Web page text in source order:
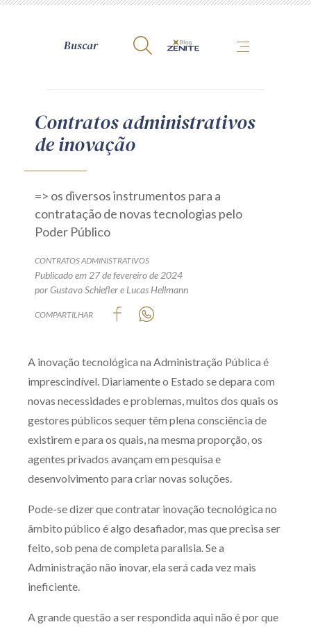
A Zênite
Como publicar conosco
Contato
Termos de uso
Política de Privacidade
Encarregado (contato)
Zênite Fácil IA
Zênite Play
Orientação por Escrito
Mentoria Zênite
Capacitação
Zênite Online
Eventos presenciais
Zênite in Company
Contratos administrativos
de inovação
=> os diversos instrumentos para a
contratação de novas tecnologias pelo
Poder Público
CONTRATOS ADMINISTRATIVOS
Publicado em 27 de fevereiro de 2024
porGustavo Schieflere Lucas Hellmann
COMPARTILHAR
A inovação tecnológica na Administração Pública é
imprescindível. Diariamente o Estado se depara com
novas necessidades e problemas, muitos dos quais os
gestores públicos sequer têm plena consciência de
existirem e para os quais, na mesma proporção, os
agentes privados avançam em pesquisa e
desenvolvimento para criar novas soluções.
Pode-se dizer que contratar inovação tecnológica no
âmbito público é algo desafiador, mas que precisa ser
feito, sob pena de completa paralisia. Se a
Administração não inovar, ela será cada vez mais
ineficiente.
A grande questão a ser respondida aqui não é por que